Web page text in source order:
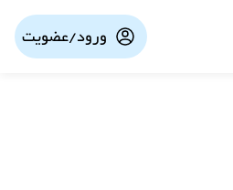
ورود/عضویت